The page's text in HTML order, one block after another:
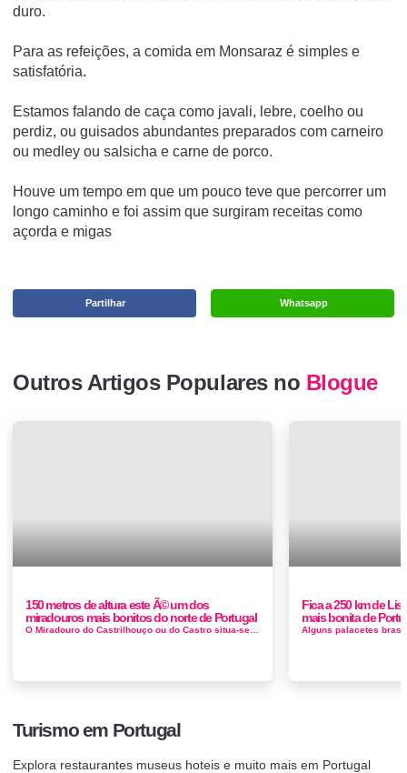
duro.
Para as refeições, a comida em Monsaraz é simples e
satisfatória.
Estamos falando de caça como javali, lebre, coelho ou
perdiz, ou guisados abundantes preparados com carneiro
ou medley ou salsicha e carne de porco.
Houve um tempo em que um pouco teve que percorrer um
longo caminho e foi assim que surgiram receitas como
açorda e migas
Whatsapp
Partilhar
Outros Artigos Populares no Blogue
150 metros de altura este Ã© um dos
miradouros mais bonitos do norte de Portugal
Fica a 250 km de
mais bonita de
Turismo em Portugal
Explora restaurantes museus hoteis e muito mais em Portugal